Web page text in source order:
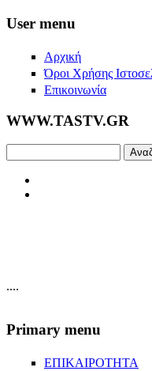
Skip to main content
User menu
Αρχική
Όροι Χρήσης
Επικοινωνία
WWW.TASTV.GR
....
Primary menu
ΕΠΙΚΑΙΡΟΤΗΤΑ